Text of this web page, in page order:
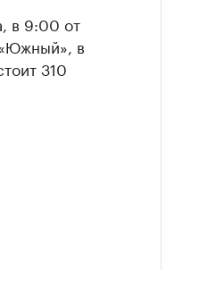
в 9:00 от
в
310